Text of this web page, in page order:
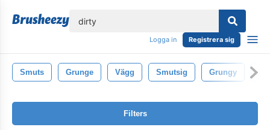
Logga in Registrera sig
Smuts Grunge Vägg Smutsig Grungy
Filters